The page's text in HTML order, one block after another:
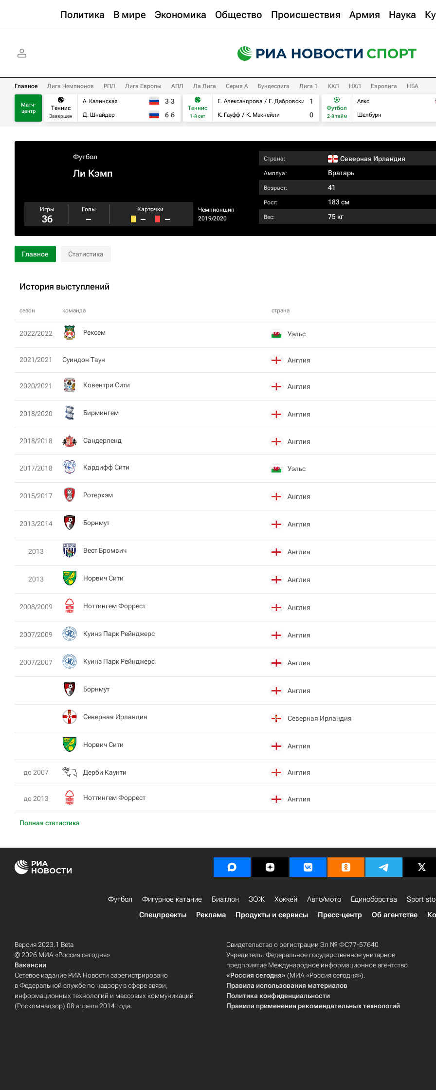
Политика В мире Экономика Общество Происшествия Армия Наука
Главное Лига Чемпионов РПЛ Лига Европы АПЛ Ла Лига Серия А Бундеслига Лига 1 КХЛ НХЛ Евролига НБА
Матч-
центр
Теннис
Завершен
А. Калинская
Д. Шнайдер
3 3
6 6
Теннис
1-й сет
Е. Александрова
Г. Дабровски
К. Гауфф
К. Макнейли
1
0
Футбол
2-й тайм
Аякс
Шелбурн
Футбол
Ли Кэмп
Чемпионшип
2019/2020
Игры
36
Голы
–
Карточки
– –
Страна: Северная Ирландия
Амплуа: Вратарь
Возраст: 41
Рост: 183 см
Вес: 75 кг
Главное Статистика
История выступлений
сезон команда страна
Полная статистика
2022/2022 Рексем Уэльс
2021/2021 Суиндон Таун Англия
2020/2021 Ковентри Сити Англия
2018/2020 Бирмингем Англия
2018/2018 Сандерленд Англия
2017/2018 Кардифф Сити Уэльс
2015/2017 Ротерхэм Англия
2013/2014 Борнмут Англия
2013 Вест Бромвич Англия
2013 Норвич Сити Англия
2008/2009 Ноттингем Форрест Англия
2007/2009 Куинз Парк Рейнджерс Англия
2007/2007 Куинз Парк Рейнджерс Англия
Борнмут Англия
Северная Ирландия Северная Ирландия
Норвич Сити Англия
до 2007 Дерби Каунти Англия
до 2013 Ноттингем Форрест Англия
Футбол Фигурное катание Биатлон ЗОЖ Хоккей Авто/мото Единоборства Sport
Спецпроекты
Реклама Продукты и сервисы Пресс-центр Об агентстве
Версия 2023.1 Beta
© 2026 МИА «Россия сегодня»
Вакансии
Сетевое издание РИА Новости зарегистрировано
в Федеральной службе по надзору в сфере связи,
информационных технологий и массовых коммуникаций
(Роскомнадзор) 08 апреля 2014 года.
Свидетельство о регистрации Эл № ФС77-57640
Учредитель: Федеральное государственное унитарное
предприятие Международное информационное агентство
«Россия сегодня» (МИА «Россия сегодня»).
Правила использования материалов
Политика конфиденциальности
Правила применения рекомендательных технологий